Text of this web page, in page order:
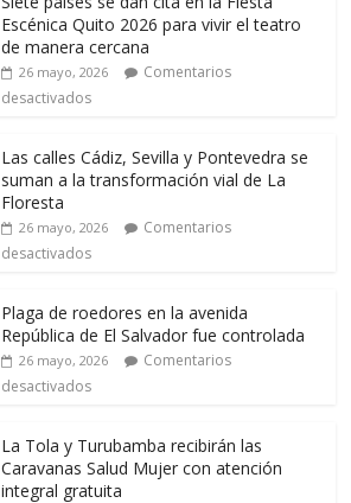
Escénica Quito 2026 para vivir el teatro
de manera cercana
26 mayo, 2026
Comentarios
desactivados
Las calles Cádiz, Sevilla y Pontevedra se
suman a la transformación vial de La
Floresta
26 mayo, 2026
Comentarios
desactivados
Plaga de roedores en la avenida
República de El Salvador fue controlada
26 mayo, 2026
Comentarios
desactivados
La Tola y Turubamba recibirán las
Caravanas Salud Mujer con atención
integral gratuita